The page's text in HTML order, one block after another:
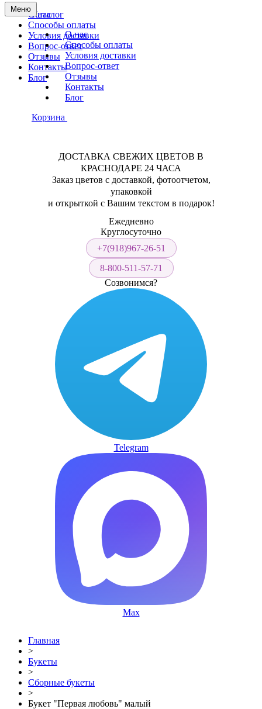
Меню
О нас
Способы оплаты
Условия доставки
Вопрос-ответ
Отзывы
Контакты
Блог
Каталог
О нас
Способы оплаты
Условия доставки
Вопрос-ответ
Отзывы
Контакты
Блог
Корзина
ДОСТАВКА СВЕЖИХ ЦВЕТОВ В
КРАСНОДАРЕ 24 ЧАСА
Заказ цветов с доставкой, фотоотчетом,
упаковкой
и открыткой с Вашим текстом в подарок!
Ежедневно
Круглосуточно
+7(918)967-26-51
8-800-511-57-71
Созвонимся?
Telegram
Max
Главная
>
Букеты
>
Сборные букеты
>
Букет "Первая любовь" малый